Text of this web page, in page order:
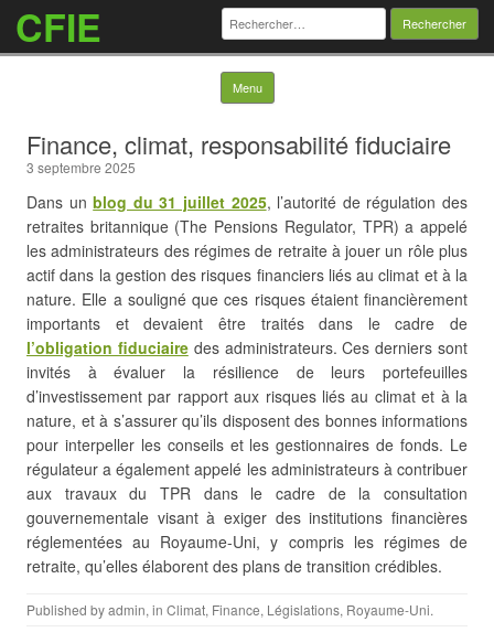
CFIE Rechercher :
Menu Skip to content
Finance, climat, responsabilité fiduciaire
3 septembre 2025
Dans unblog du 31 juillet 2025, l’autorité de régulation des
retraites britannique (The Pensions Regulator, TPR) a appelé
les administrateurs des régimes de retraite à jouer un rôle plus
actif dans la gestion des risques financiers liés au climat et à la
nature. Elle a souligné que ces risques étaientfinancièrement
importants et devaient être traités dans le cadre de
l’obligation fiduciairedes administrateurs. Ces derniers sont
invités à évaluer la résilience de leurs portefeuilles
d’investissement par rapport aux risques liés au climat et à la
nature, et à s’assurer qu’ils disposent des bonnes informations
pour interpeller les conseils et les gestionnaires de fonds. Le
régulateur a également appelé les administrateurs à contribuer
aux travaux du TPR dans le cadre de la consultation
gouvernementale visant à exiger des institutions financières
réglementées au Royaume-Uni, y compris les régimes de
retraite, qu’elles élaborent des plans de transition crédibles.
Published byadmin, in Climat, Finance, Législations, Royaume-Uni.